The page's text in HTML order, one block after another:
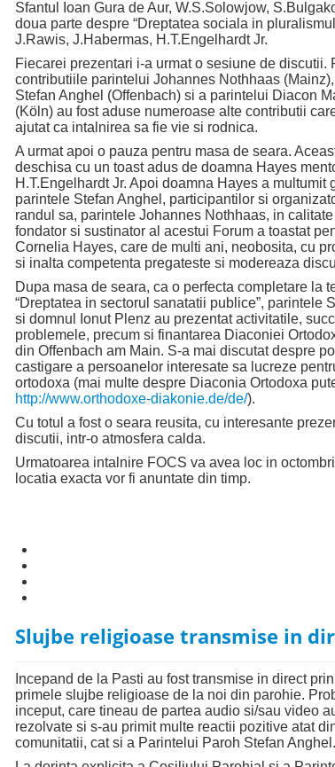
Sfantul Ioan Gura de Aur, W.S.Solowjow,
doua parte despre “Dreptatea sociala in
J.Rawis, J.Habermas, H.T.Engelhardt Jr.
Fiecarei prezentari i-a urmat o sesiune de discutii.
contributiile parintelui Johannes Nothhaas
Stefan Anghel (Offenbach) si a parintelui Diacon
(Köln) au fost aduse numeroase alte contributii
ajutat ca intalnirea sa fie vie si rodnica.
A urmat apoi o pauza pentru masa de seara.
deschisa cu un toast adus de doamna Hayes
H.T.Engelhardt Jr. Apoi doamna Hayes a multumit
parintele Stefan Anghel, participantilor si
randul sa, parintele Johannes Nothhaas, in
fondator si sustinator al acestui Forum a toastat
Cornelia Hayes, care de multi ani, neobosita, cu
si inalta competenta pregateste si modereaza
Dupa masa de seara, ca o perfecta completare la
“Dreptatea in sectorul sanatatii publice”, parintele
si domnul Ionut Plenz au prezentat activitatile,
problemele, precum si finantarea Diaconiei
din Offenbach am Main. S-a mai discutat despre
castigare a persoanelor interesate sa lucreze
ortodoxa (mai multe despre Diaconia Ortodoxa
http://www.orthodoxe-diakonie.de/de/).
Cu totul a fost o seara reusita, cu interesante
discutii, intr-o atmosfera calda.
Urmatoarea intalnire FOCS va avea loc in
locatia exacta vor fi anuntate din timp.
Slujbe religioase transmise in
Incepand de la Pasti au fost transmise in direct
primele slujbe religioase de la noi din parohie.
inceput, care tineau de partea audio si/sau video
rezolvate si s-au primit multe reactii pozitive atat
comunitatii, cat si a Parintelui Paroh Stefan Anghel.